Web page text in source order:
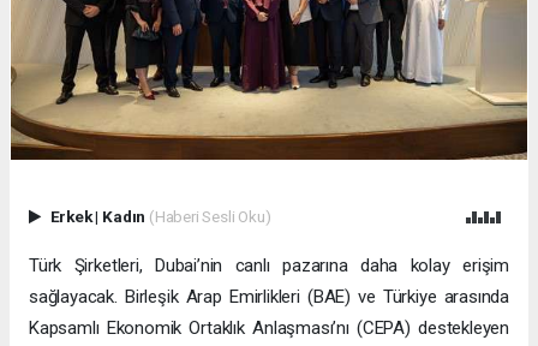
Erkek| Kadın (Haberi Sesli Oku)
Türk Şirketleri, Dubai’nin canlı pazarına daha kolay erişim
sağlayacak. Birleşik Arap Emirlikleri (BAE) ve Türkiye arasında
Kapsamlı Ekonomik Ortaklık Anlaşması’nı (CEPA) destekleyen